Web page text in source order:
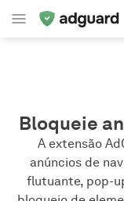
Bloqueie
A extensão
anúncios de
flutuante, pop-